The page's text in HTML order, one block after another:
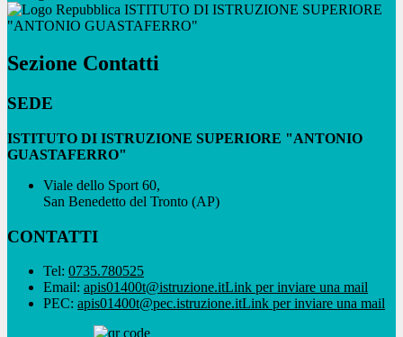
ISTITUTO DI ISTRUZIONE SUPERIORE
"ANTONIO GUASTAFERRO"
Sezione Contatti
SEDE
ISTITUTO DI ISTRUZIONE SUPERIORE "ANTONIO
GUASTAFERRO"
Viale dello Sport 60,
San Benedetto del Tronto (AP)
CONTATTI
Tel: 0735.780525
Email: apis01400t@istruzione.itLink per inviare una mail
PEC: apis01400t@pec.istruzione.itLink per inviare una mail